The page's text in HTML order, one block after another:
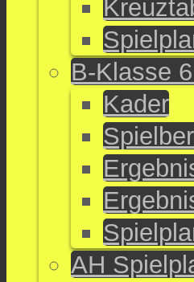
B-Klasse
Kader
AH